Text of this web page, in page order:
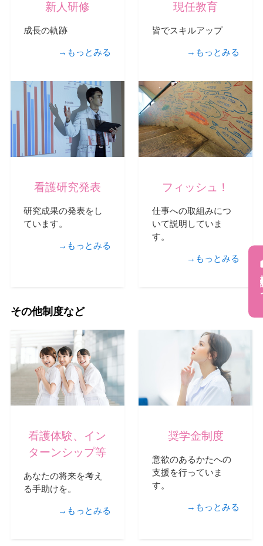
新人研修
成長の軌跡
→もっとみる
現任教育
皆でスキルアップ
→もっとみる
看護研究発表
研究成果の発表をし
ています。
→もっとみる
フィッシュ！
仕事への取組みにつ
いて説明していま
す。
→もっとみる
その他制度など
看護体験、イン
ターンシップ等
あなたの将来を考え
る手助けを。
→もっとみる
奨学金制度
意欲のあるかたへの
支援を行っていま
す。
→もっとみる
採